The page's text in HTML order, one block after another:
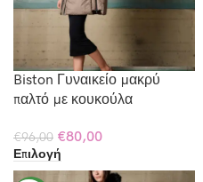
Biston Γυναικείο μακρύ
παλτό με κουκούλα
€96,00 €80,00
Επιλογή